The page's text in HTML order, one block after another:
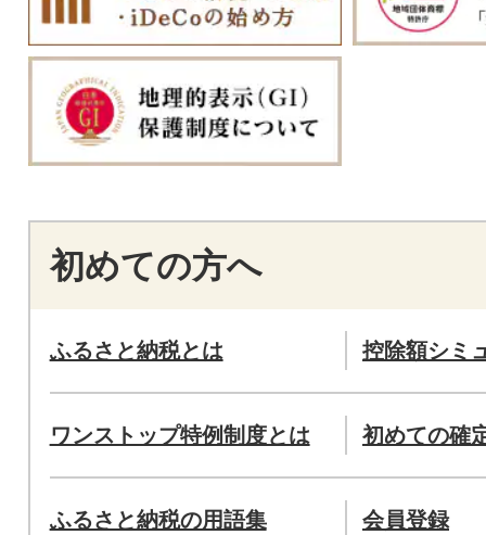
初めての方へ
ふるさと納税とは 控除額シミ
ワンストップ特例制度とは 初めての確
ふるさと納税の用語集 会員登録